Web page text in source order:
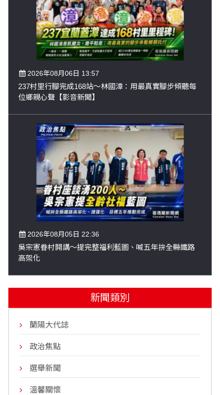
2026年08月06日 13:57
237村里行腳完成168站～林國漳：用最真實腳步傾聽每
位鄉親心聲【影音新聞】
2026年08月05日 22:36
吳宗憲眷村開講～提完整福利藍圖、喊五年拚全縣鐵路
高架化
新聞類別
蘭陽大代誌
政治焦點
選舉新聞
溫馨關懷